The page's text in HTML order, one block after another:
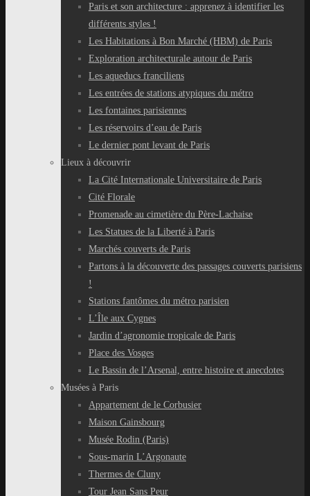
Paris et son architecture : apprenez à identifier les
différents styles !
Les Habitations à Bon Marché (HBM) de Paris
Exploration architecturale autour de Paris
Les aqueducs franciliens
Les entrées de stations atypiques du métro
Les fontaines parisiennes
Les réservoirs d’eau de Paris
Le dernier pont levant de Paris
Lieux à découvrir
La Cité Internationale Universitaire de Paris
Cité Florale
Promenade au cimetière du Père-Lachaise
Les Statues de la Liberté à Paris
Marchés couverts de Paris
Partons à la découverte des passages couverts parisiens
!
Stations fantômes du métro parisien
L’Île aux Cygnes
Jardin d’agronomie tropicale de Paris
Place des Vosges
Le Bassin de l’Arsenal, entre histoire et anecdotes
Musées à Paris
Appartement de le Corbusier
Maison Gainsbourg
Musée Rodin (Paris)
Sous-marin L’Argonaute
Thermes de Cluny
Tour Jean Sans Peur